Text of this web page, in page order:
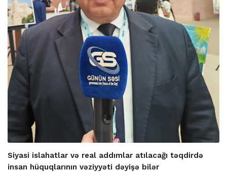
Siyasi islahatlar və real addımlar atılacağı təqdirdə
insan hüquqlarının vəziyyəti dəyişə bilər